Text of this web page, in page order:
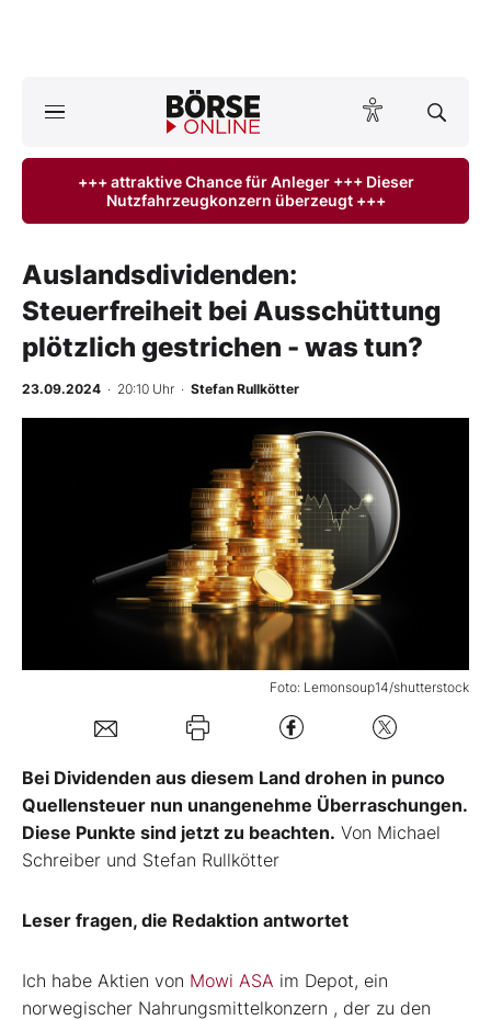
ktuelle Ausgabe BÖRSE ONLINE lesen
Anlageprodukte
Finanz-Check
Abo & Shop
BO-Musterdepots
Mein Konto
+++ attraktive Chance für Anleger +++ Dieser
Nutzfahrzeugkonzern überzeugt +++
Auslandsdividenden:
Steuerfreiheit bei Ausschüttung
plötzlich gestrichen - was tun?
23.09.2024 · 20:10 Uhr · Stefan Rullkötter
Foto: Lemonsoup14/shutterstock
Bei Dividenden aus diesem Land drohen in punco
Quellensteuer nun unangenehme Überraschungen.
Diese Punkte sind jetzt zu beachten. Von Michael
Schreiber und Stefan Rullkötter
Leser fragen, die Redaktion antwortet
Ich habe Aktien von Mowi ASA im Depot, ein
norwegischer Nahrungsmittelkonzern , der zu den